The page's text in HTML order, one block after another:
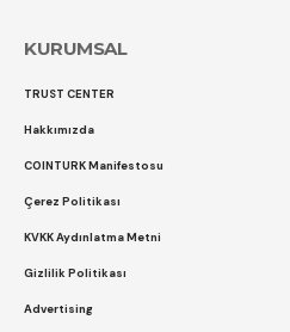
KURUMSAL
TRUST CENTER
Hakkımızda
COINTURK Manifestosu
Çerez Politikası
KVKK Aydınlatma Metni
Gizlilik Politikası
Advertising